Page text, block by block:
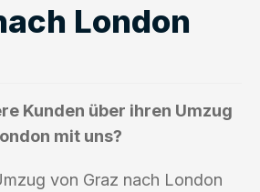
London
Kunden über ihren Umzug
mit uns?
von Graz nach London